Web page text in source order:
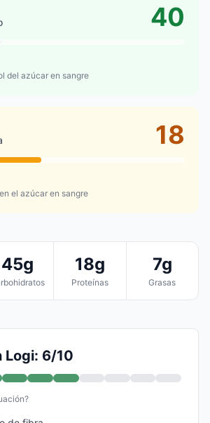
40
del azúcar en sangre
18
el azúcar en sangre
45g 18g
Proteínas
7g
Grasas
Logi: 6/10